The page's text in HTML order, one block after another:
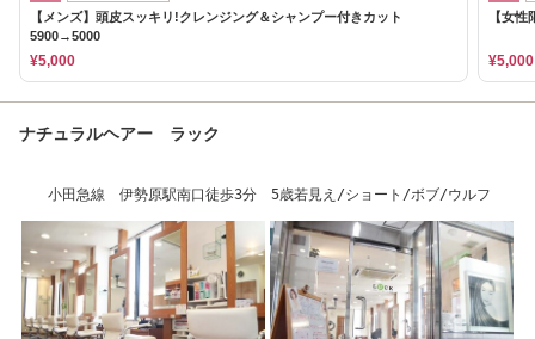
【メンズ】頭皮スッキリ!クレンジング＆シャンプー付きカット
5900→5000
¥5,000
【女
¥5,000
ナチュラルヘアー ラック
小田急線 伊勢原駅南口徒歩3分 5歳若見え/ショート/ボブ/ウルフ